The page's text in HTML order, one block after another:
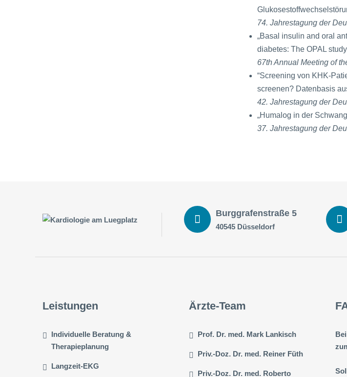
74. Jahrestagung der
„Basal insulin and oral
diabetes: The OPAL
67th Annual Meeting of
“Screening von KHK-
screenen? Datenbasis
42. Jahrestagung der
„Humalog in der
37. Jahrestagung der
Burggrafenstraße 5
40545 Düsseldorf
Leistungen
Individuelle Beratung &
Therapieplanung
Langzeit-EKG
Ärzte-Team
Prof. Dr. med. Mark Lankisch
Priv.-Doz. Dr. med. Reiner Füth
Priv.-Doz. Dr. med. Roberto